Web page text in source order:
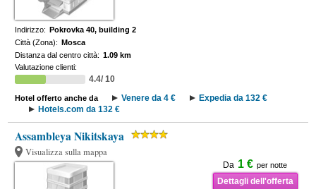
Indirizzo: Pokrovka 40, building 2
Città (Zona): Mosca
Distanza dal centro città: 1.09 km
Valutazione clienti:
4.4/ 10
Hotel offerto anche da Venere da 4 €
Expedia da 132 €
Hotels.com da 132 €
Assambleya Nikitskaya
Visualizza sulla mappa
Da 1 € per notte
Dettagli dell'offerta